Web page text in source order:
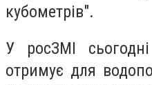
кубометрів".
У росЗМІ
отримує для